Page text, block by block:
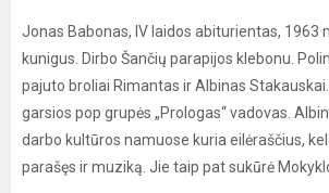
Jonas Babonas, IV laidos abiturientas, 1963
kunigus. Dirbo Šančių parapijos klebonu.
pajuto broliai Rimantas ir Albinas
garsios pop grupės „Prologas“ vadovas.
darbo kultūros namuose kuria eilėraščius,
parašęs ir muziką. Jie taip pat sukūrė